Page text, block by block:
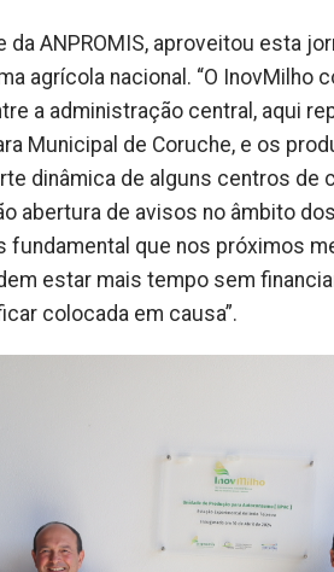
ANPROMIS, aproveitou esta
agrícola nacional. “O
a administração central, aqui
Municipal de Coruche, e os
dinâmica de alguns centros
abertura de avisos no âmbito
fundamental que nos próximos
estar mais tempo sem
colocada em causa”.